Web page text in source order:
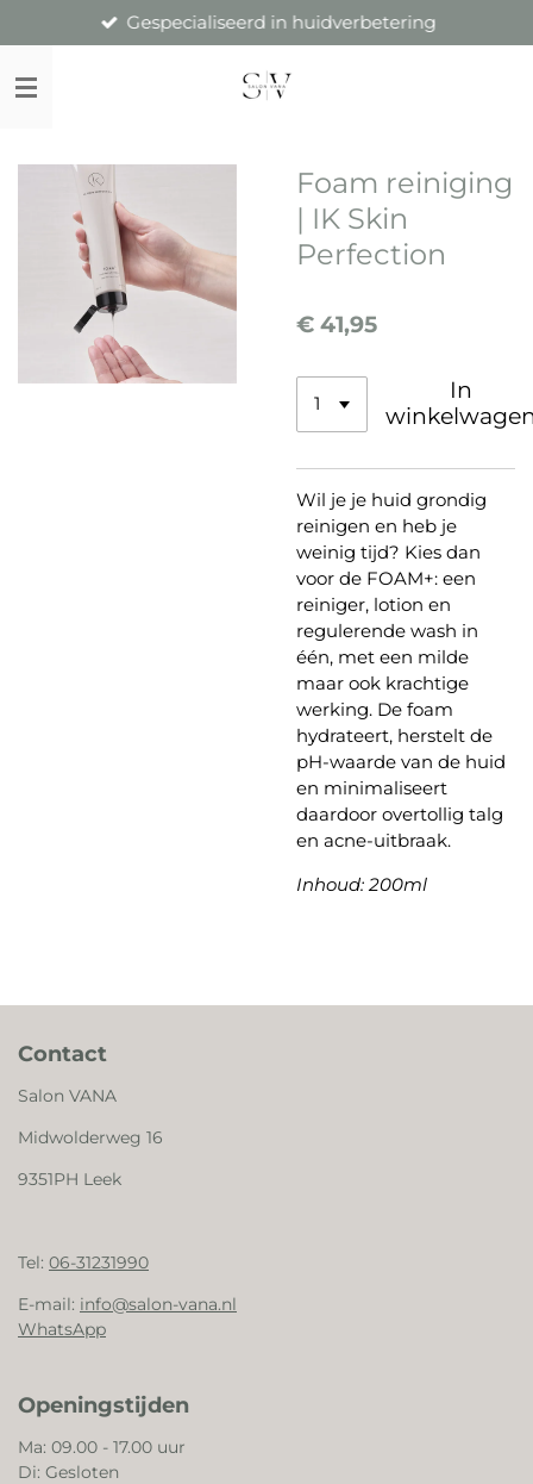
direct
naar
de
Gespecialiseerd in huidverbetering
Foam reiniging
| IK Skin
Perfection
€ 41,95
In
Wil je je huid grondig
reinigen en heb je
weinig tijd? Kies dan
voor de FOAM+: een
reiniger, lotion en
regulerende wash in
één, met een milde
maar ook krachtige
werking. De foam
hydrateert, herstelt de
pH-waarde van de huid
en minimaliseert
daardoor overtollig talg
en acne-uitbraak.
Inhoud: 200ml
Contact
Salon VANA
Midwolderweg 16
9351PH Leek
Tel: 06-31231990
E-mail: info@salon-vana.nl
WhatsApp
Openingstijden
Ma: 09.00 - 17.00 uur
Di: Gesloten